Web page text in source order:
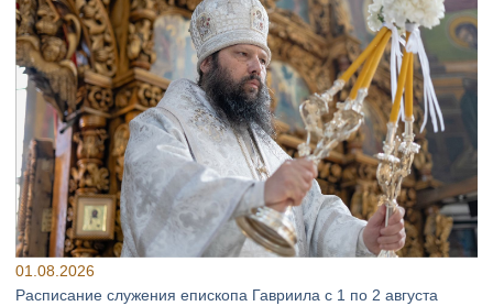
01.08.2026
Расписание служения епископа Гавриила с 1 по 2 августа